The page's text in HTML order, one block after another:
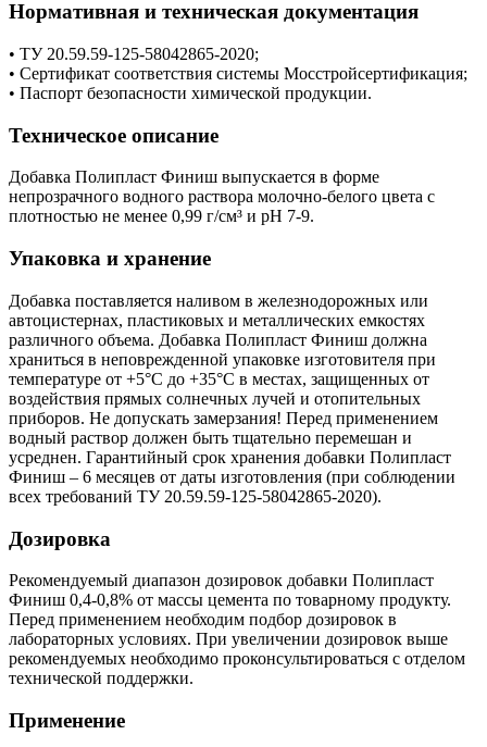
Нормативная и техническая документация
• ТУ 20.59.59-125-58042865-2020;
• Сертификат соответствия системы Мосстройсертификация;
• Паспорт безопасности химической продукции.
Техническое описание
Добавка Полипласт Финиш выпускается в форме
непрозрачного водного раствора молочно-белого цвета с
плотностью не менее 0,99 г/см³ и pH 7-9.
Упаковка и хранение
Добавка поставляется наливом в железнодорожных или
автоцистернах, пластиковых и металлических емкостях
различного объема. Добавка Полипласт Финиш должна
храниться в неповрежденной упаковке изготовителя при
температуре от +5°С до +35°С в местах, защищенных от
воздействия прямых солнечных лучей и отопительных
приборов. Не допускать замерзания! Перед применением
водный раствор должен быть тщательно перемешан и
усреднен. Гарантийный срок хранения добавки Полипласт
Финиш – 6 месяцев от даты изготовления (при соблюдении
всех требований ТУ 20.59.59-125-58042865-2020).
Дозировка
Рекомендуемый диапазон дозировок добавки Полипласт
Финиш 0,4-0,8% от массы цемента по товарному продукту.
Перед применением необходим подбор дозировок в
лабораторных условиях. При увеличении дозировок выше
рекомендуемых необходимо проконсультироваться с отделом
технической поддержки.
Применение